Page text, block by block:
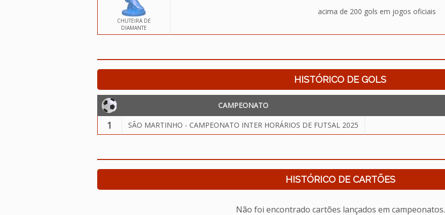
CHUTEIRA DE
DIAMANTE
acima de 200 gols em jogos oficiais
HISTÓRICO DE GOLS
CAMPEONATO
1 SÃO MARTINHO - CAMPEONATO INTER HORÁRIOS DE FUTSAL 2025
HISTÓRICO DE CARTÕES
Não foi encontrado cartões lançados em campeonatos.